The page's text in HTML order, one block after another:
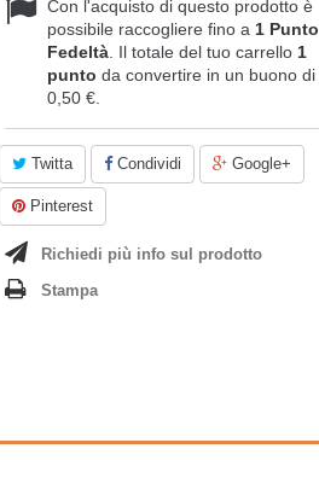
Con l'acquisto di questo prodotto è
possibile raccogliere fino a 1 Punto
Fedeltà . Il totale del tuo carrello 1
punto da convertire in un buono di
0,50 €
Twitta Condividi Google+
Pinterest
Richiedi più info sul prodotto
Stampa